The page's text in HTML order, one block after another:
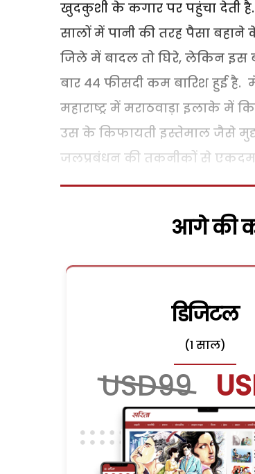
खुदकुशी के कगार पर पहुंचा देती
सालों में पानी की तरह पैसा
जिले में बादल तो घिरे, लेकिन
बार 44 फीसदी कम बारिश हुई
महाराष्ट्र में मराठवाड़ा इलाके में
उस के किफायती इस्तेमाल जैसे
जलप्रबंधन की तकनीकों से एकदम
आगे की
डिजिटल
(1 साल)
USD99